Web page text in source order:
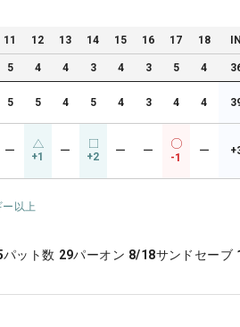
11 12 13 14 15 16 17 18
5 4 4 3 4 3 5 4
5 5 4 5 4 3 4 4
ー +1 ー +2 ー ー
-1
ー
以上
パット数 29パーオン 8/18サンドセーブ